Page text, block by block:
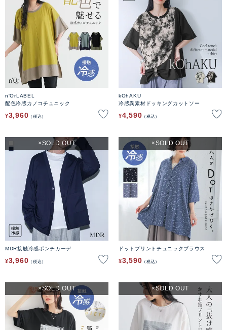
n'OrLABEL
配色冷感カノコチュニック
¥3,960 税込
kOhAKU
冷感異素材ドッキングカットソー
¥4,590 税込
MDR接触冷感ポンチカーデ
¥3,960 税込
SOLD OUT
ドットプリントチュニックブラウス
¥3,590 税込
SOLD OUT
SOLD OUT SOLD OUT